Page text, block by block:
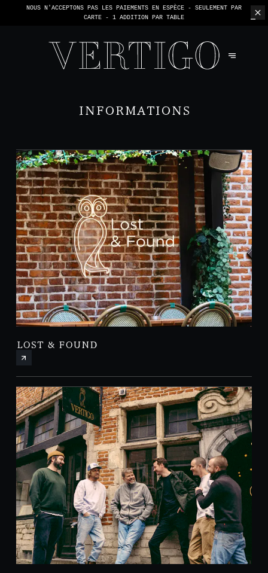
NOUS N'ACCEPTONS PAS LES PAIEMENTS EN ESPÈCE - SEULEMENT PAR
CARTE - 1 ADDITION PAR TABLE
INFORMATIONS
LOST & FOUND